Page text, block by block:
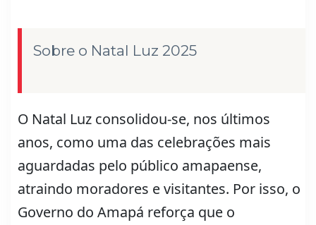
Sobre o Natal Luz 2025
O Natal Luz consolidou-se, nos últimos
anos, como uma das celebrações mais
aguardadas pelo público amapaense,
atraindo moradores e visitantes. Por isso, o
Governo do Amapá reforça que o